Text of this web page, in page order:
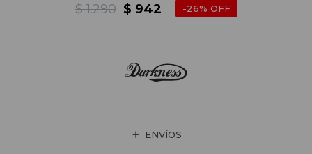
$ 942
$ 1.290 26
ENVÍOS